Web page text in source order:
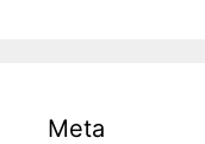
Meta